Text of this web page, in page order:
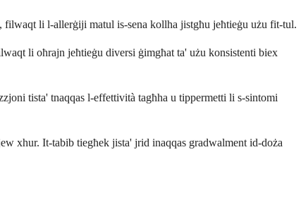
li l-allerġiji matul is-sena kollha jistgħu jeħtieġu użu fit-tul.
li oħrajn jeħtieġu diversi ġimgħat ta' użu konsistenti biex
tista' tnaqqas l-effettività tagħha u tippermetti li s-sintomi
xhur. It-tabib tiegħek jista' jrid inaqqas gradwalment id-doża